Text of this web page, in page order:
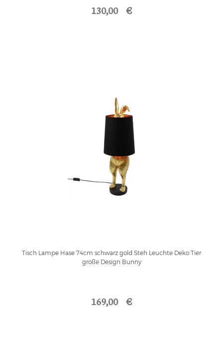
130,00 €
Tisch Lampe Hase 74cm schwarz gold Steh Leuchte Deko Tier
große Design Bunny
169,00 €